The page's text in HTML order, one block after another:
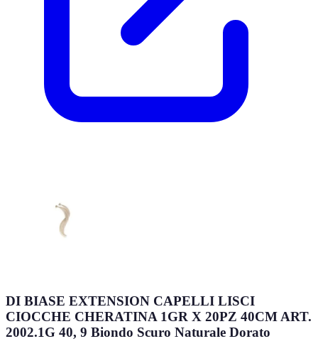
DI BIASE EXTENSION CAPELLI LISCI
CIOCCHE CHERATINA 1GR X 20PZ 40CM ART.
2002.1G 40, 9 Biondo Scuro Naturale Dorato